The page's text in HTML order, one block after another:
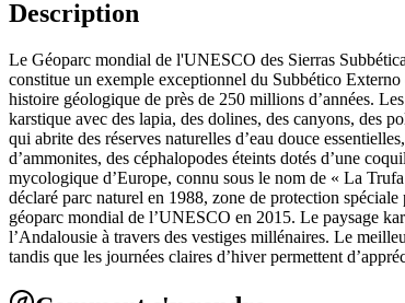
Description
Le Géoparc mondial de l'UNESCO des Sierras
constitue un exemple exceptionnel du Subbético
histoire géologique de près de 250 millions d’années.
karstique avec des lapia, des dolines, des canyons, des
qui abrite des réserves naturelles d’eau douce
d’ammonites, des céphalopodes éteints dotés d’une
mycologique d’Europe, connu sous le nom de « La
déclaré parc naturel en 1988, zone de protection
géoparc mondial de l’UNESCO en 2015. Le paysage
l’Andalousie à travers des vestiges millénaires. Le
tandis que les journées claires d’hiver permettent